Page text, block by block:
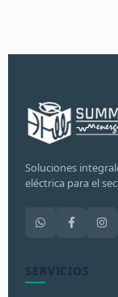
Soluciones
eléctrica para el
SERVICIOS